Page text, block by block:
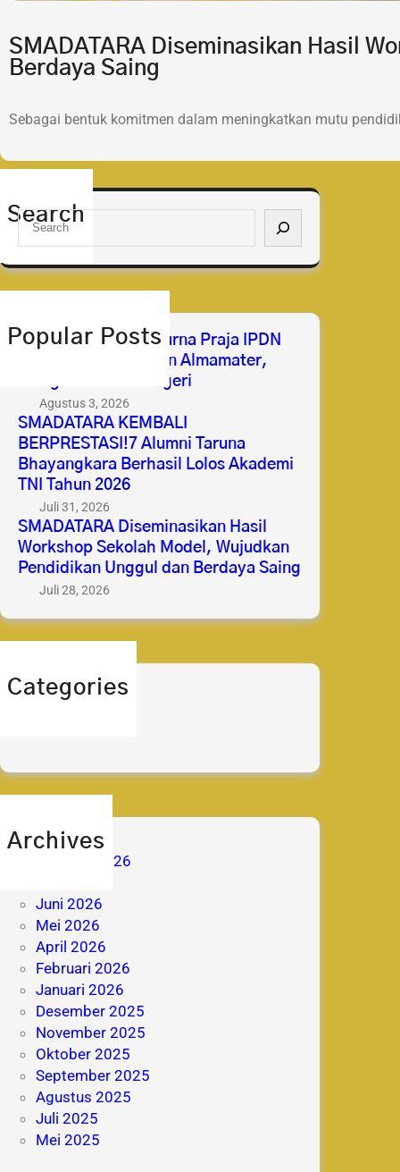
SMADATARA Diseminasikan Hasil
Berdaya Saing
Sebagai bentuk komitmen dalam meningkatkan mutu
Search
S
a
h
Popular Posts
Selamat & Sukses Purna Praja IPDN
2026 Membanggakan Almamater,
Mengabdi untuk Negeri
Agustus 3, 2026
SMADATARA KEMBALI
BERPRESTASI!7 Alumni Taruna
Bhayangkara Berhasil Lolos Akademi
TNI Tahun 2026
Juli 31, 2026
SMADATARA Diseminasikan Hasil
Workshop Sekolah Model, Wujudkan
Pendidikan Unggul dan Berdaya Saing
Juli 28, 2026
Categories
Archives
Agustus 2026
Juni 2026
Mei 2026
April 2026
Februari 2026
Januari 2026
Desember 2025
November 2025
Oktober 2025
September 2025
Agustus 2025
Juli 2025
Mei 2025